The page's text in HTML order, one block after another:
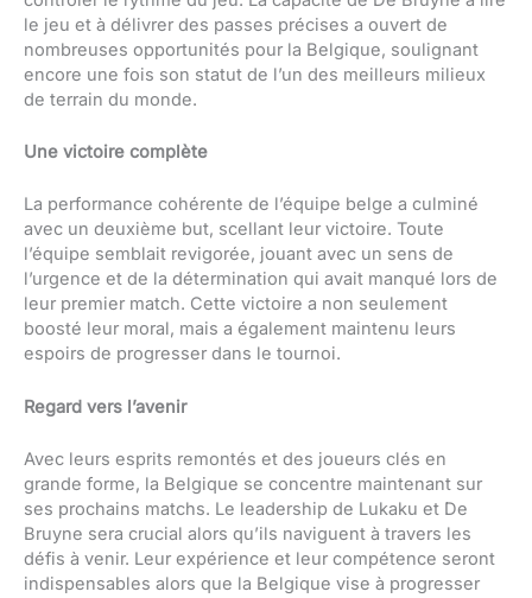
le jeu et à délivrer des passes précises a ouvert de
nombreuses opportunités pour la Belgique, soulignant
encore une fois son statut de l’un des meilleurs milieux
de terrain du monde.
Une victoire complète
La performance cohérente de l’équipe belge a culminé
avec un deuxième but, scellant leur victoire. Toute
l’équipe semblait revigorée, jouant avec un sens de
l’urgence et de la détermination qui avait manqué lors de
leur premier match. Cette victoire a non seulement
boosté leur moral, mais a également maintenu leurs
espoirs de progresser dans le tournoi.
Regard vers l’avenir
Avec leurs esprits remontés et des joueurs clés en
grande forme, la Belgique se concentre maintenant sur
ses prochains matchs. Le leadership de Lukaku et De
Bruyne sera crucial alors qu’ils naviguent à travers les
défis à venir. Leur expérience et leur compétence seront
indispensables alors que la Belgique vise à progresser